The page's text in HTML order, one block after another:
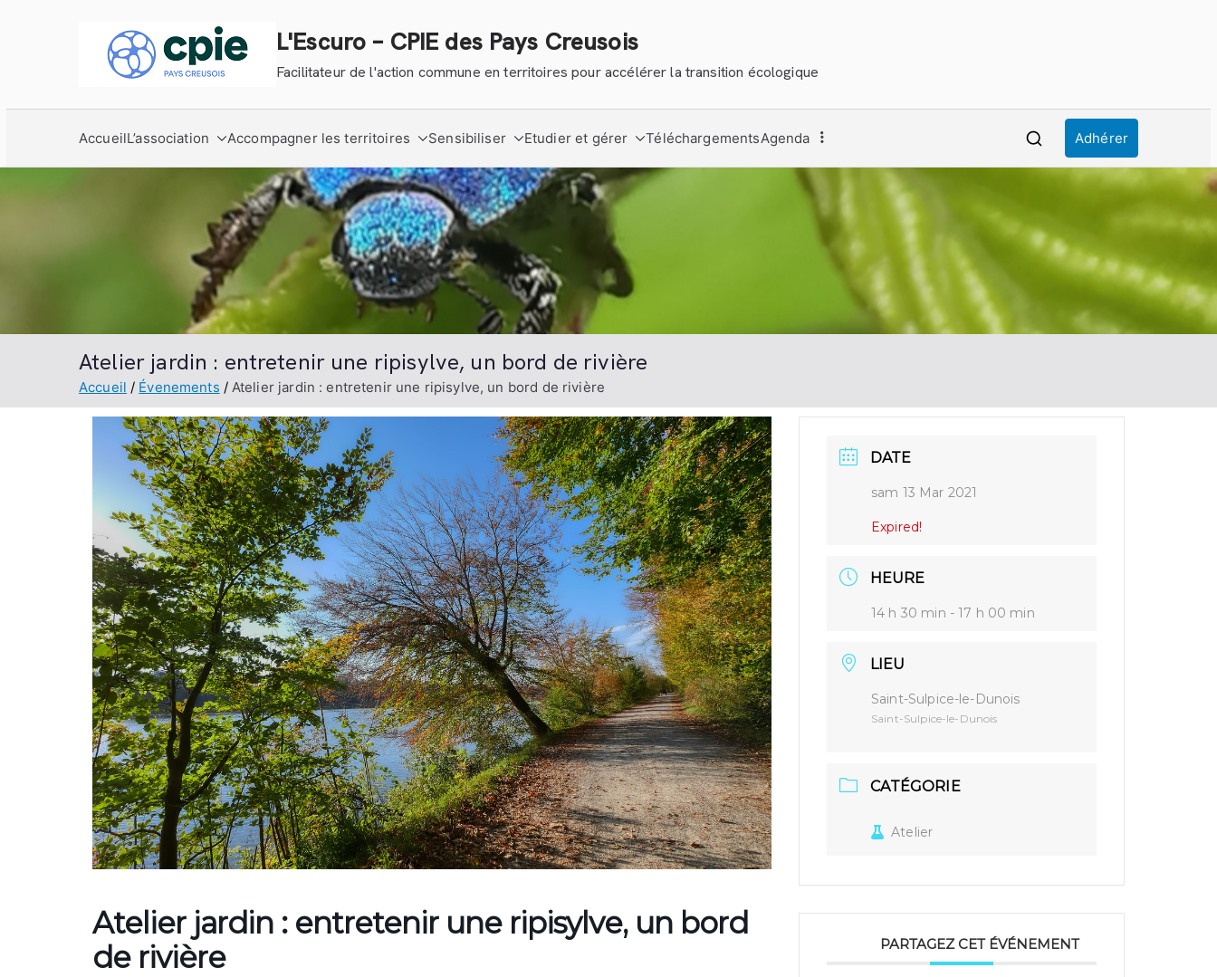
L'Escuro – CPIE des Pays Creusois
Facilitateur de l'action commune en territoires pour accélérer la transition écologique
AccueilL’association Accompagner les territoires Sensibiliser Etudier et gérer TéléchargementsAgenda Adhérer
Atelier jardin : entretenir une ripisylve, un bord de rivière
Accueil Évenements Atelier jardin : entretenir une ripisylve, un bord de rivière
Atelier jardin : entretenir une ripisylve, un bord
de rivière
DATE
sam 13 Mar 2021
Expired!
HEURE
14 h 30 min - 17 h 00 min
LIEU
Saint-Sulpice-le-Dunois
Saint-Sulpice-le-Dunois
CATÉGORIE
Atelier
PARTAGEZ CET ÉVÉNEMENT